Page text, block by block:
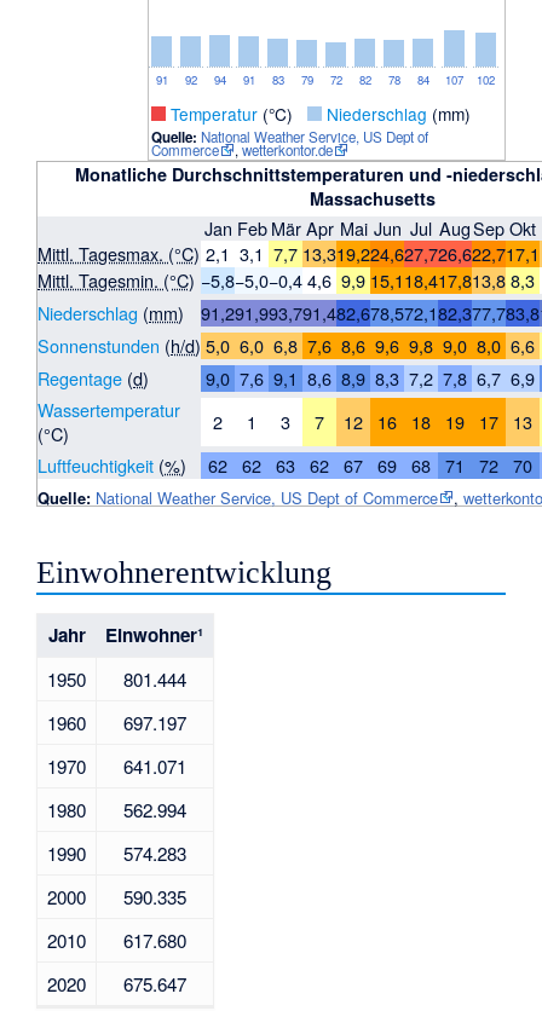
91 92 94 91 83 79 72 82 78 84 107 102
_ Temperatur(°C) _ Niederschlag (mm)
Quelle: National Weather Service, US Dept of
Commerce ,wetterkontor.de
Monatliche Durchschnittstemperaturen und -
Massachusetts
Jan FebMärApr Mai Jun Jul AugSep Okt
Mittl. Tagesmax. (°C) 2,1 3,1 7,7 13,319,224,627,726,622,717,1
Mittl. Tagesmin. (°C) −5,8−5,0−0,4 4,6 9,9 15,118,417,813,8 8,3
Niederschlag (mm) 91,291,993,791,482,678,572,182,377,783,8
Sonnenstunden (h/d) 5,0 6,0 6,8 7,6 8,6 9,6 9,8 9,0 8,0 6,6
Regentage (d) 9,0 7,6 9,1 8,6 8,9 8,3 7,2 7,8 6,7 6,9
Wassertemperatur
(°C)
2 1 3 7 12 16 18 19 17
13
Luftfeuchtigkeit (%) 62 62 63 62 67 69 68 71 72 70
Quelle: National Weather Service, US Dept of Commerce ,
Einwohnerentwicklung
Jahr Einwohner¹
1950
801.444
1960
697.197
1970
641.071
1980
562.994
1990
574.283
2000
590.335
2010
617.680
2020
675.647